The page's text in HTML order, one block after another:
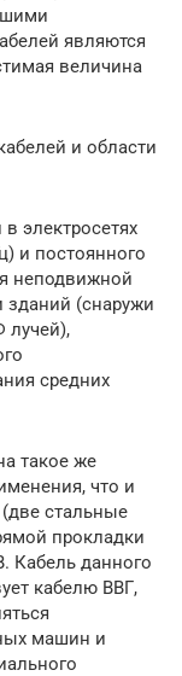
являются
величина
и области
электросетях
и постоянного
неподвижной
зданий (снаружи
лучей),
средних
такое же
что и
стальные
прокладки
Кабель данного
кабелю ВВГ,
машин и